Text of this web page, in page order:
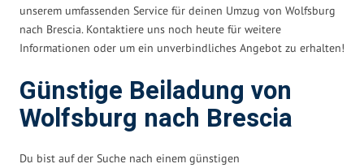
unserem umfassenden Service für deinen Umzug von Wolfsburg
nach Brescia. Kontaktiere uns noch heute für weitere
Informationen oder um ein unverbindliches Angebot zu erhalten!
Günstige Beiladung von
Wolfsburg nach Brescia
Du bist auf der Suche nach einem günstigen